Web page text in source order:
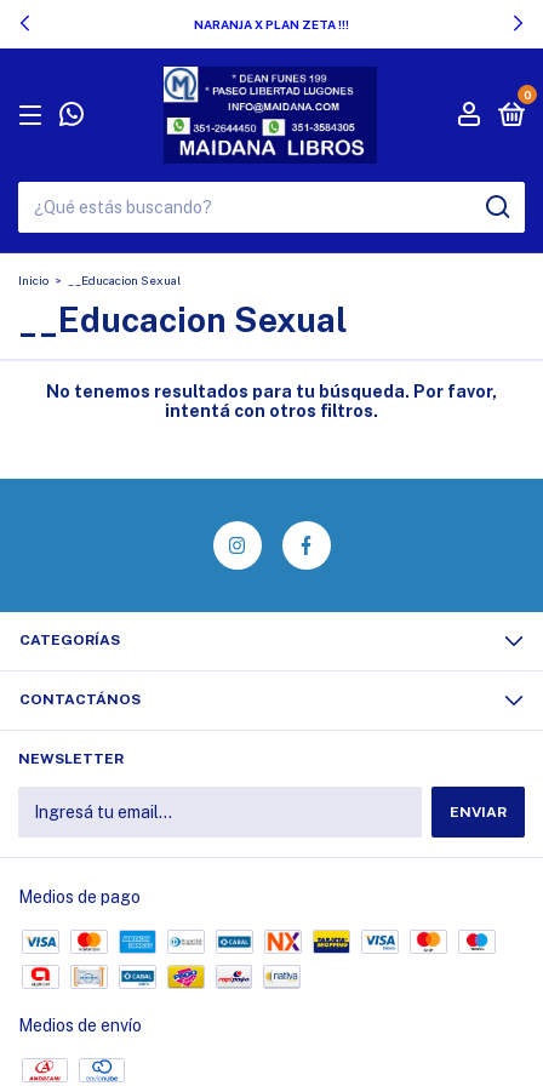
NARANJA X PLAN ZETA !!!
0
Inicio > __Educacion Sexual
__Educacion Sexual
No tenemos resultados para tu búsqueda. Por favor,
intentá con otros filtros.
CATEGORÍAS
CONTACTÁNOS
NEWSLETTER
Medios de pago
Medios de envío